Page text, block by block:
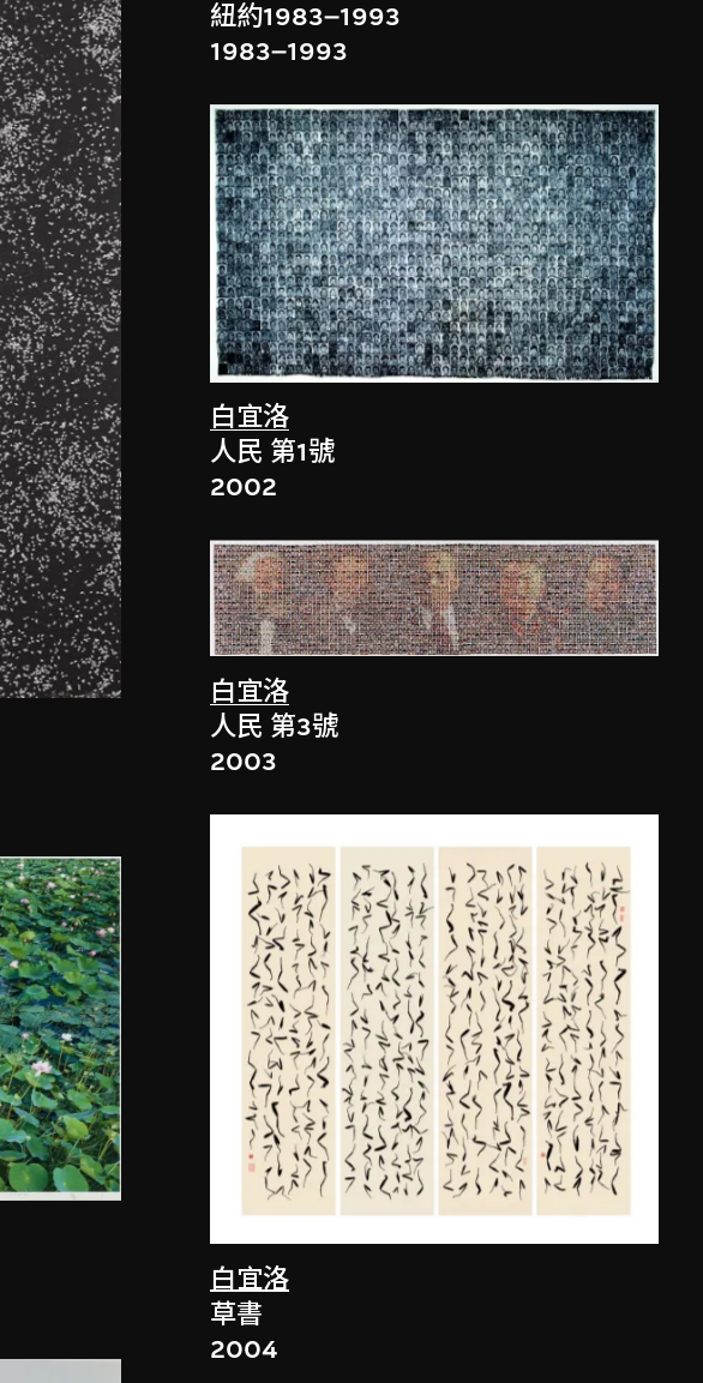
紐約1983–1993
1983–1993
白宜洛
人民 第1號
2002
白宜洛
人民 第3號
2003
白宜洛
草書
2004